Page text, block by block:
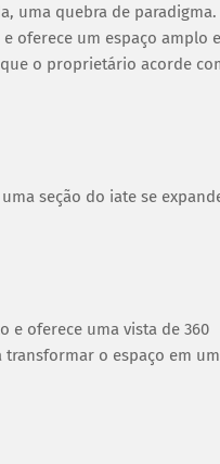
uma quebra de paradigma.
oferece um espaço amplo e
o proprietário acorde
seção do iate se
e oferece uma vista de 360
o espaço em um